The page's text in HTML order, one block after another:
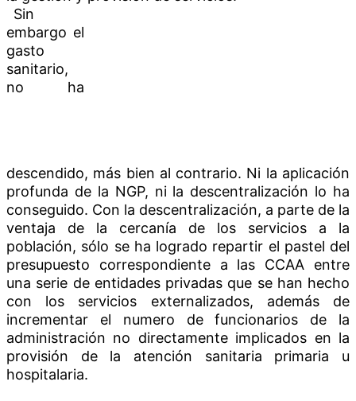
Sin
embargo el
gasto
sanitario,
no ha
descendido, más bien al contrario. Ni la aplicación
profunda de la NGP, ni la descentralización lo ha
conseguido. Con la descentralización, a parte de la
ventaja de la cercanía de los servicios a la
población, sólo se ha logrado repartir el pastel del
presupuesto correspondiente a las CCAA entre
una serie de entidades privadas que se han hecho
con los servicios externalizados, además de
incrementar el numero de funcionarios de la
administración no directamente implicados en la
provisión de la atención sanitaria primaria u
hospitalaria.